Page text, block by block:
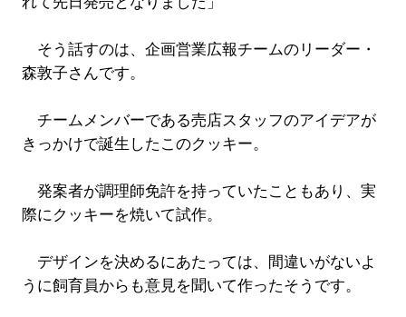
そう話すのは、企画営業広報チームのリーダー・
森敦子さんです。
チームメンバーである売店スタッフのアイデアが
きっかけで誕生したこのクッキー。
発案者が調理師免許を持っていたこともあり、実
際にクッキーを焼いて試作。
デザインを決めるにあたっては、間違いがないよ
うに飼育員からも意見を聞いて作ったそうです。